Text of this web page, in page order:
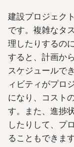
建設プロジェク
です。複雑なタ
理したりするの
すると、計画か
スケジュールで
ィビティがプロ
になり、コスト
す。また、進捗
したりして、プ
ることもできます